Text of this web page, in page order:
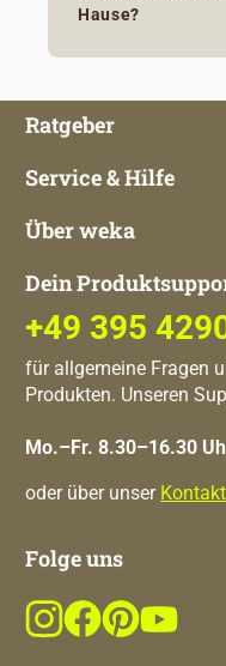
Hause?
Ratgeber
Service & Hilfe
Über weka
Dein
+49 395
für allgemeine Fragen
Produkten. Unseren
Mo.–Fr. 8.30–16.30
oder über unser
Folge uns